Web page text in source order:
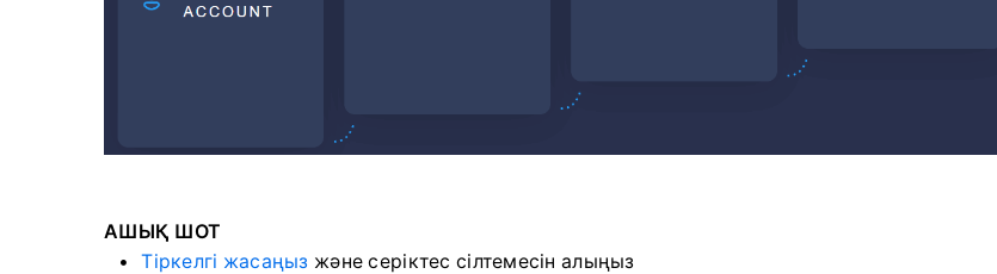
АШЫҚ ШОТ
Тіркелгі жасаңыз және серіктес сілтемесін алыңыз